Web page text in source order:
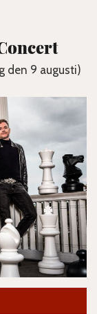
den 9 augusti)